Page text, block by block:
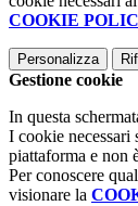
COOKIE
Personalizza
Gestione cookie
In questa
I cookie necessari
piattaforma e non
Per conoscere
visionare la